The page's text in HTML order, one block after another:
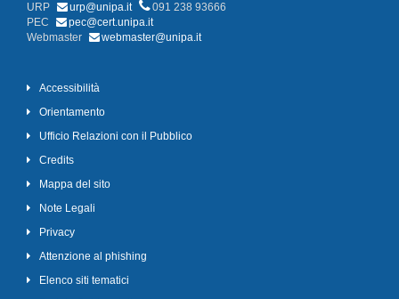
URP
urp@unipa.it
091 238 93666
PEC
pec@cert.unipa.it
Webmaster
webmaster@unipa.it
Accessibilità
Orientamento
Ufficio Relazioni con il Pubblico
Credits
Mappa del sito
Note Legali
Privacy
Attenzione al phishing
Elenco siti tematici